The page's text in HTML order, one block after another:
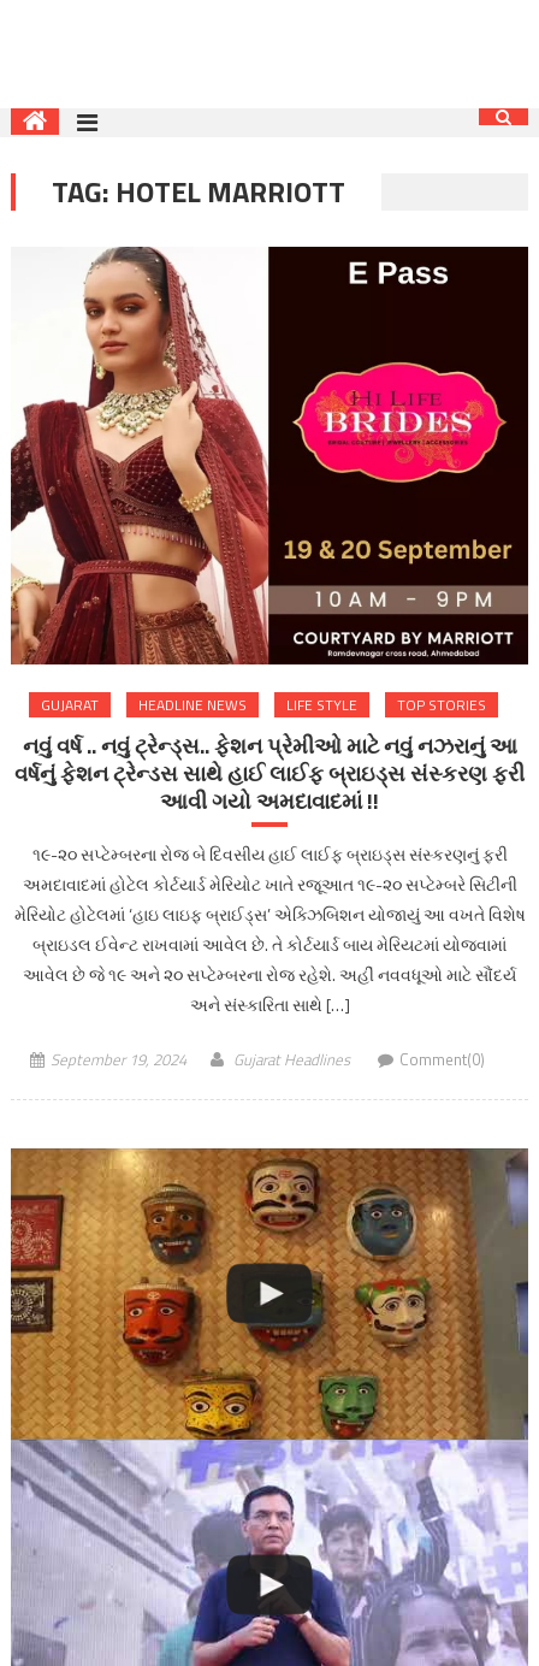
TAG: HOTEL MARRIOTT
GUJARAT HEADLINE NEWS LIFE STYLE TOP STORIES
નવું વર્ષ .. નવું ટ્રેન્ડ્સ.. ફેશન પ્રેમીઓ માટે નવું નઝરાનું આ
વર્ષનું ફેશન ટ્રેન્ડસ સાથે હાઈ લાઈફ બ્રાઇડ્સ સંસ્કરણ ફરી
આવી ગયો અમદાવાદમાં !!
૧૯-૨૦ સપ્ટેમ્બરના રોજ બે દિવસીય હાઈ લાઈફ બ્રાઇડ્સ સંસ્કરણનું ફરી
અમદાવાદમાં હોટેલ કોર્ટયાર્ડ મેરિયોટ ખાતે રજૂઆત ૧૯-૨૦ સપ્ટેમ્બરે સિટીની
મેરિયોટ હોટેલમાં ‘હાઇ લાઇફ બ્રાઈડ્સ’ એક્ઝિબિશન યોજાયું આ વખતે વિશેષ
બ્રાઇડલ ઈવેન્ટ રાખવામાં આવેલ છે. તે કોર્ટયાર્ડ બાય મેરિયટમાં યોજવામાં
આવેલ છે જે ૧૯ અને ૨૦ સપ્ટેમ્બરના રોજ રહેશે. અહીં નવવધૂઓ માટે સૌંદર્ય
અને સંસ્કારિતા સાથે […]
September 19, 2024 Gujarat Headlines Comment(0)